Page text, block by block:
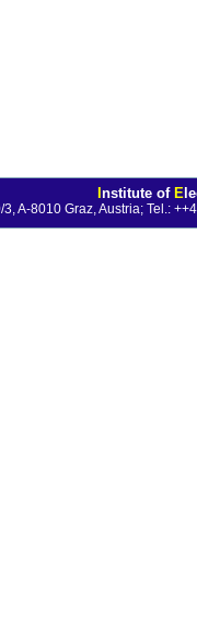
Institute of E
3, A-8010 Graz, Austria; Tel.: